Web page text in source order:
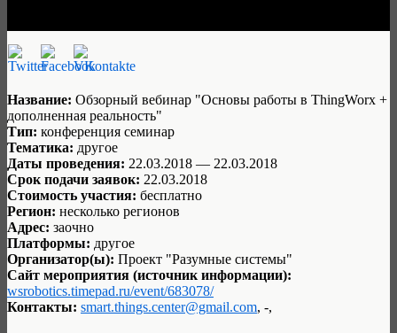
Название: Обзорный вебинар "Основы работы в ThingWorx +
дополненная реальность"
Тип: конференция семинар
Тематика: другое
Даты проведения: 22.03.2018 — 22.03.2018
Срок подачи заявок: 22.03.2018
Стоимость участия: бесплатно
Регион: несколько регионов
Адрес: заочно
Платформы: другое
Организатор(ы): Проект "Разумные системы"
Сайт мероприятия (источник информации):
wsrobotics.timepad.ru/event/683078/
Контакты: smart.things.center@gmail.com, -,